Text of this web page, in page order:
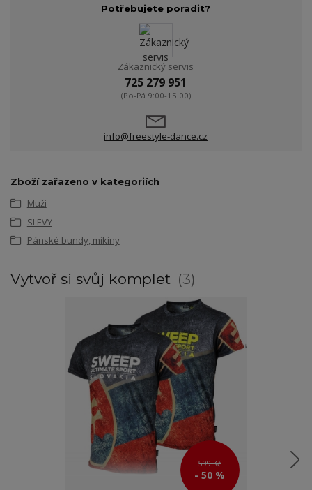
Potřebujete poradit?
Zákaznický servis
725 279 951
(Po-Pá 9:00-15.00)
info@freestyle-dance.cz
Zboží zařazeno v kategoriích
Muži
SLEVY
Pánské bundy, mikiny
Vytvoř si svůj komplet 3
599 Kč
- 50 %